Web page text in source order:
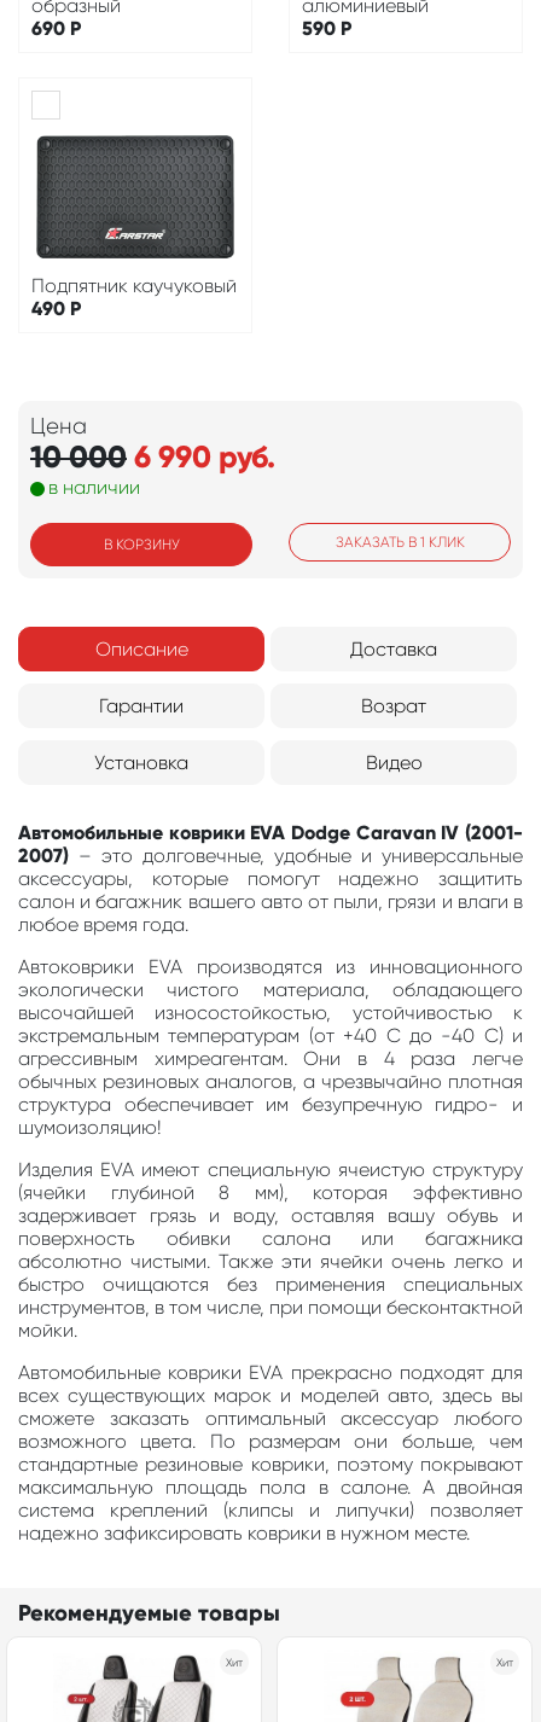
образный
690 Р
алюминиевый
590 Р
Подпятник каучуковый
490 Р
Цена
10 0006 990 руб.
в наличии
В КОРЗИНУ ЗАКАЗАТЬ В 1 КЛИК
Описание Доставка
Гарантии Возрат
Установка Видео
Автомобильные коврики EVA Dodge Caravan IV (2001-
2007) – это долговечные, удобные и универсальные
аксессуары, которые помогут надежно защитить
салон и багажник вашего авто от пыли, грязи и влаги в
любое время года.
Автоковрики EVA производятся из инновационного
экологически чистого материала, обладающего
высочайшей износостойкостью, устойчивостью к
экстремальным температурам (от +40 С до -40 С) и
агрессивным химреагентам. Они в 4 раза легче
обычных резиновых аналогов, а чрезвычайно плотная
структура обеспечивает им безупречную гидро- и
шумоизоляцию!
Изделия EVA имеют специальную ячеистую структуру
(ячейки глубиной 8 мм), которая эффективно
задерживает грязь и воду, оставляя вашу обувь и
поверхность обивки салона или багажника
абсолютно чистыми. Также эти ячейки очень легко и
быстро очищаются без применения специальных
инструментов, в том числе, при помощи бесконтактной
мойки.
Автомобильные коврики EVA прекрасно подходят для
всех существующих марок и моделей авто, здесь вы
сможете заказать оптимальный аксессуар любого
возможного цвета. По размерам они больше, чем
стандартные резиновые коврики, поэтому покрывают
максимальную площадь пола в салоне. А двойная
система креплений (клипсы и липучки) позволяет
надежно зафиксировать коврики в нужном месте.
Рекомендуемые товары
Хит Хит